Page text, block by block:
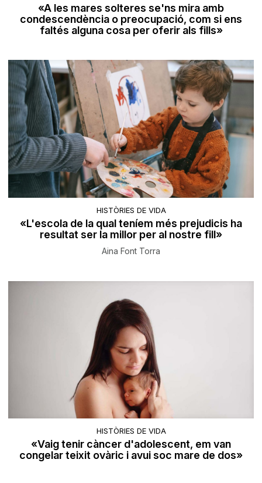
«A les mares solteres se'ns mira amb
condescendència o preocupació, com si ens
faltés alguna cosa per oferir als fills»
HISTÒRIES DE VIDA
«L'escola de la qual teníem més prejudicis ha
resultat ser la millor per al nostre fill»
Aina Font Torra
HISTÒRIES DE VIDA
«Vaig tenir càncer d'adolescent, em van
congelar teixit ovàric i avui soc mare de dos»